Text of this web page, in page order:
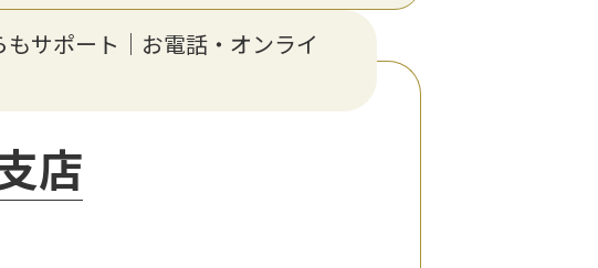
サポート｜お電話・オンライ
店